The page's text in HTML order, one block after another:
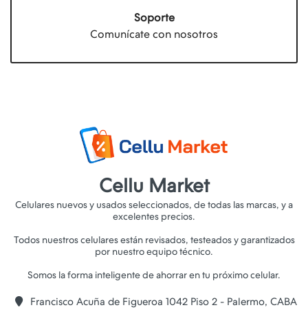
Soporte
Comunícate con nosotros
Cellu Market
Celulares nuevos y usados seleccionados, de todas las marcas, y a
excelentes precios.
Todos nuestros celulares están revisados, testeados y garantizados
por nuestro equipo técnico.
Francisco Acuña de Figueroa 1042 Piso 2 - Palermo, CABA